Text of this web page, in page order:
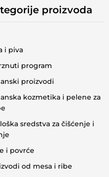
proizvoda
i piva
program
proizvodi
kozmetika i pelene za
sredstva za čišćenje i
i povrće
od mesa i ribe